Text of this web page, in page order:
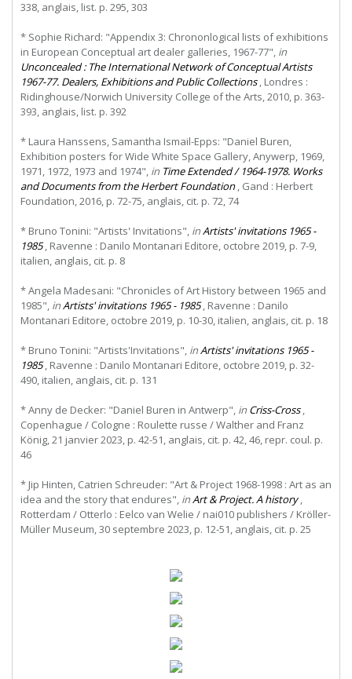
338, anglais, list. p. 295, 303
* Sophie Richard: "Appendix 3: Chrononlogical lists of exhibitions
in European Conceptual art dealer galleries, 1967-77", in
Unconcealed : The International Network of Conceptual Artists
1967-77. Dealers, Exhibitions and Public Collections, Londres :
Ridinghouse/Norwich University College of the Arts, 2010, p. 363-
393, anglais, list. p. 392
* Laura Hanssens, Samantha Ismail-Epps: "Daniel Buren,
Exhibition posters for Wide White Space Gallery, Anywerp, 1969,
1971, 1972, 1973 and 1974", in Time Extended / 1964-1978. Works
and Documents from the Herbert Foundation, Gand : Herbert
Foundation, 2016, p. 72-75, anglais, cit. p. 72, 74
* Bruno Tonini: "Artists' Invitations", inArtists' invitations 1965 -
1985, Ravenne : Danilo Montanari Editore, octobre 2019, p. 7-9,
italien, anglais, cit. p. 8
* Angela Madesani: "Chronicles of Art History between 1965 and
1985", inArtists' invitations 1965 - 1985, Ravenne : Danilo
Montanari Editore, octobre 2019, p. 10-30, italien, anglais, cit. p. 18
* Bruno Tonini: "Artists'Invitations", inArtists' invitations 1965 -
1985, Ravenne : Danilo Montanari Editore, octobre 2019, p. 32-
490, italien, anglais, cit. p. 131
* Anny de Decker: "Daniel Buren in Antwerp", in Criss-Cross,
Copenhague / Cologne : Roulette russe / Walther and Franz
König, 21 janvier 2023, p. 42-51, anglais, cit. p. 42, 46, repr. coul. p.
46
* Jip Hinten, Catrien Schreuder: "Art & Project 1968-1998 : Art as an
idea and the story that endures", inArt & Project. A history,
Rotterdam / Otterlo : Eelco van Welie / nai010 publishers / Kröller-
Müller Museum, 30 septembre 2023, p. 12-51, anglais, cit. p. 25